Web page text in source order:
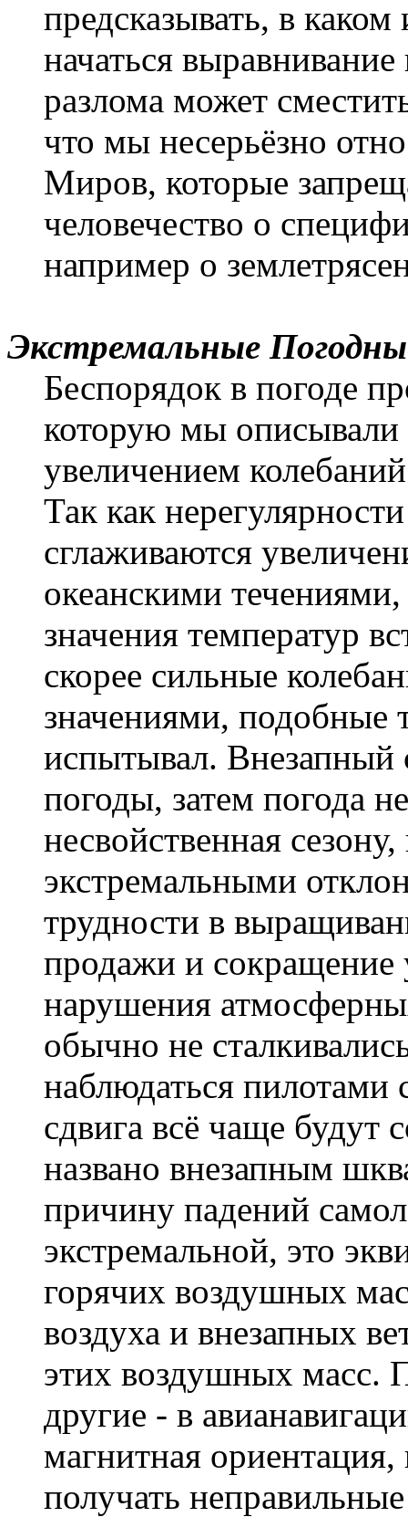
предсказывать, в
начаться
разлома может
что мы несерьёзно
Миров, которые
человечество о
например о
Экстремальные
Беспорядок в погоде
которую мы описывали
увеличением
Так как
сглаживаются
океанскими
значения температур
скорее сильные
значениями, подобные
испытывал. Внезапный
погоды, затем погода
несвойственная
экстремальными
трудности в
продажи и сокращение
нарушения
обычно не
наблюдаться пилотами
сдвига всё чаще будут
названо внезапным
причину падений
экстремальной, это
горячих воздушных
воздуха и внезапных
этих воздушных масс.
другие - в
магнитная
получать